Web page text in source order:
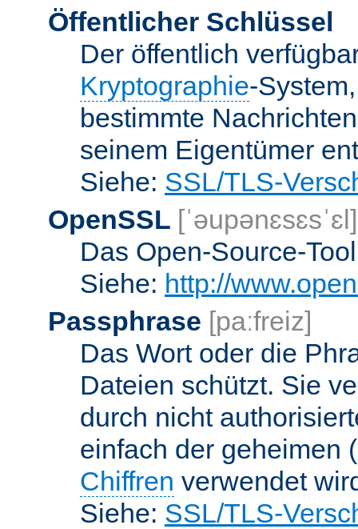
Öffentlicher Schlüssel
Der öffentlich
Kryptographie-
bestimmte
seinem Eigentümer
Siehe: SSL/TLS-
OpenSSL [ˈəupənɛsɛsˈɛl]
Das Open-Source-
Siehe: http://
Passphrase [paːfreiz]
Das Wort oder die
Dateien schützt. Sie
durch nicht
einfach der geheimen
Chiffren verwendet
Siehe: SSL/TLS-